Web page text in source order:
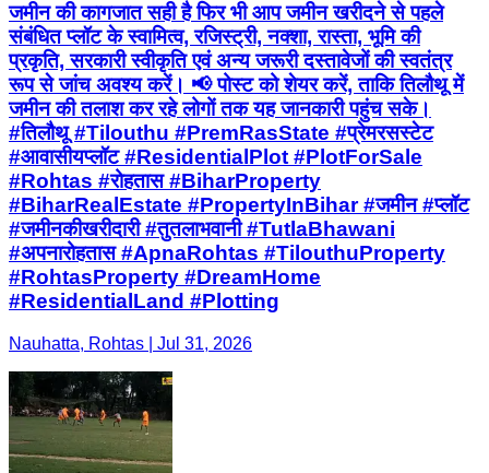
जमीन की कागजात सही है फिर भी आप जमीन खरीदने से पहले
संबंधित प्लॉट के स्वामित्व, रजिस्ट्री, नक्शा, रास्ता, भूमि की
प्रकृति, सरकारी स्वीकृति एवं अन्य जरूरी दस्तावेजों की स्वतंत्र
रूप से जांच अवश्य करें। 📢 पोस्ट को शेयर करें, ताकि तिलौथू में
जमीन की तलाश कर रहे लोगों तक यह जानकारी पहुंच सके।
#तिलौथू #Tilouthu #PremRasState #प्रेमरसस्टेट
#आवासीयप्लॉट #ResidentialPlot #PlotForSale
#Rohtas #रोहतास #BiharProperty
#BiharRealEstate #PropertyInBihar #जमीन #प्लॉट
#जमीनकीखरीदारी #तुतलाभवानी #TutlaBhawani
#अपनारोहतास #ApnaRohtas #TilouthuProperty
#RohtasProperty #DreamHome
#ResidentialLand #Plotting
Nauhatta, Rohtas | Jul 31, 2026